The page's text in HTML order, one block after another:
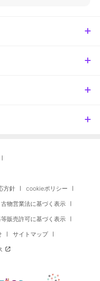
方針 cookieポリシー
古物営業法に基づく表示
販売許可に基づく表示
サイトマップ